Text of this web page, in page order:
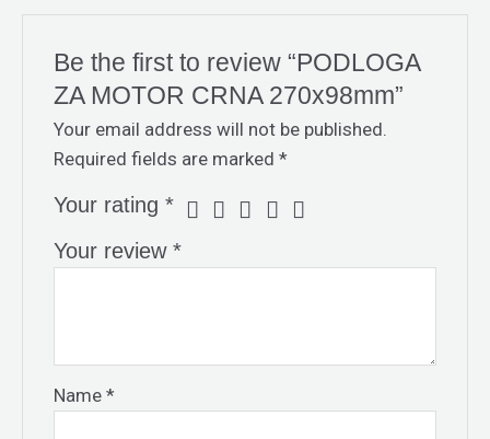
Be the first to review “PODLOGA
ZA MOTOR CRNA 270x98mm”
Your email address will not be published.
Required fields are marked*
Your rating*
Your review*
Name*